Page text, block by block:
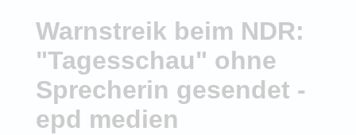
Warnstreik beim NDR:
"Tagesschau" ohne
Sprecherin gesendet -
epd medien